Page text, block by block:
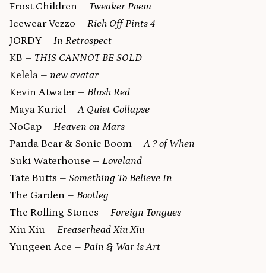
Frost Children – Tweaker Poem
Icewear Vezzo – Rich Off Pints 4
JORDY – In Retrospect
KB – THIS CANNOT BE SOLD
Kelela – new avatar
Kevin Atwater – Blush Red
Maya Kuriel –A Quiet Collapse
NoCap – Heaven on Mars
Panda Bear & Sonic Boom –A ? of When
Suki Waterhouse – Loveland
Tate Butts – Something To Believe In
The Garden – Bootleg
The Rolling Stones – Foreign Tongues
Xiu Xiu – Ereaserhead Xiu Xiu
Yungeen Ace – Pain & War is Art